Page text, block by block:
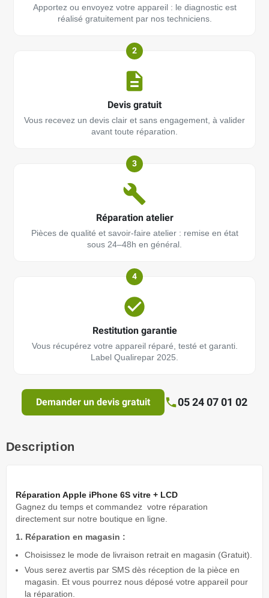
Apportez ou envoyez votre appareil : le diagnostic est
réalisé gratuitement par nos techniciens.
2
Devis gratuit
Vous recevez un devis clair et sans engagement, à valider
avant toute réparation.
3
Réparation atelier
Pièces de qualité et savoir-faire atelier : remise en état
sous 24–48h en général.
4
Restitution garantie
Vous récupérez votre appareil réparé, testé et garanti.
Label Qualirepar 2025.
Demander un devis gratuit 05 24 07 01 02
Description
Réparation Apple iPhone 6S vitre + LCD
Gagnez du temps et commandez votre réparation
directement sur notre boutique en ligne.
1. Réparation en magasin :
Choisissez le mode de livraison retrait en magasin (Gratuit).
Vous serez avertis par SMS dès réception de la pièce en
magasin. Et vous pourrez nous déposé votre appareil pour
la réparation.